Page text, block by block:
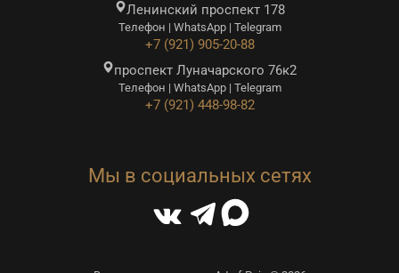
Ленинский проспект 178
Телефон | WhatsApp | Telegram
+7 (921) 905-20-88
проспект Луначарского 76к2
Телефон | WhatsApp | Telegram
+7 (921) 448-98-82
Мы в социальных сетях